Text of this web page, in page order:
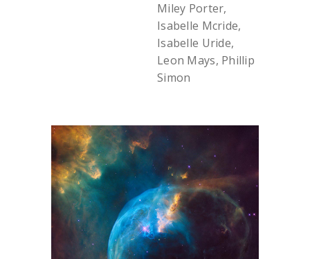
Miley Porter,
Isabelle Mcride,
Isabelle Uride,
Leon Mays, Phillip
Simon